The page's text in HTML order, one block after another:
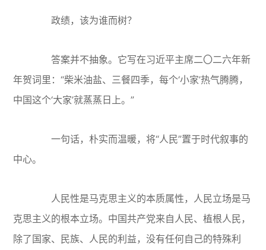
政绩，该为谁而树？
答案并不抽象。它写在习近平主席二〇二六年新
年贺词里：“柴米油盐、三餐四季，每个‘小家’热气腾腾，
中国这个‘大家’就蒸蒸日上。”
一句话，朴实而温暖，将“人民”置于时代叙事的
中心。
人民性是马克思主义的本质属性，人民立场是马
克思主义的根本立场。中国共产党来自人民、植根人民，
除了国家、民族、人民的利益，没有任何自己的特殊利